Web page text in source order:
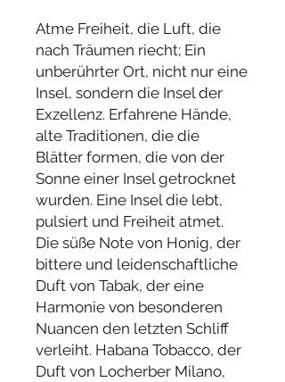
Atme Freiheit, die Luft, die
nach Träumen riecht; Ein
unberührter Ort, nicht nur eine
Insel, sondern die Insel der
Exzellenz. Erfahrene Hände,
alte Traditionen, die die
Blätter formen, die von der
Sonne einer Insel getrocknet
wurden. Eine Insel die lebt,
pulsiert und Freiheit atmet.
Die süße Note von Honig, der
bittere und leidenschaftliche
Duft von Tabak, der eine
Harmonie von besonderen
Nuancen den letzten Schliff
verleiht. Habana Tobacco, der
Duft von Locherber Milano,